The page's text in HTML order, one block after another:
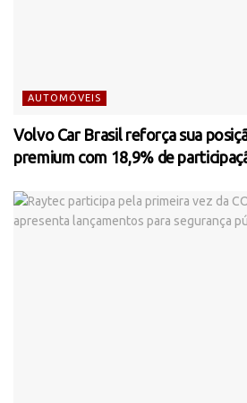
AUTOMÓVEIS
Volvo Car Brasil reforça sua
premium com 18,9% de